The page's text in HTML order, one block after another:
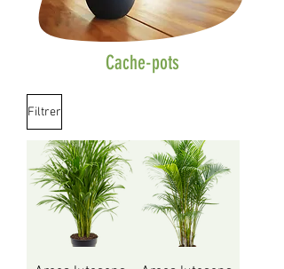
Cache-pots
Filtrer